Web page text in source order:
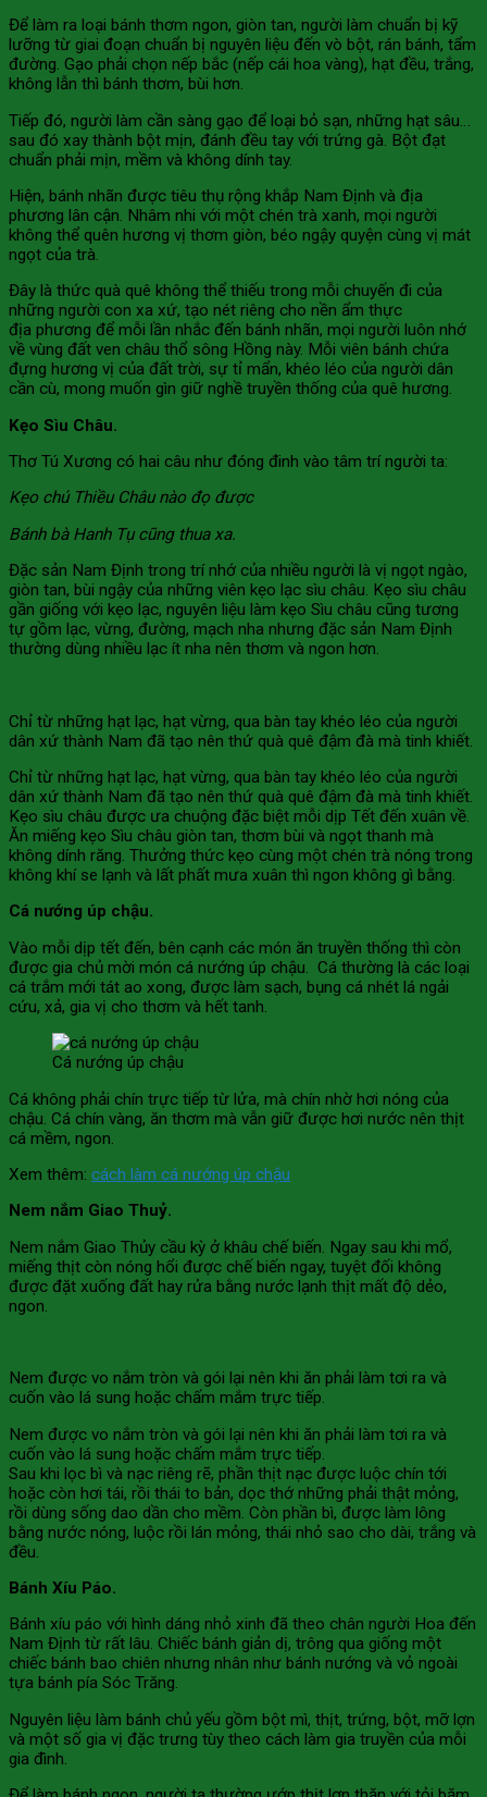
Để làm ra loại bánh thơm ngon, giòn tan, người làm chuẩn bị kỹ
lưỡng từ giai đoạn chuẩn bị nguyên liệu đến vò bột, rán bánh, tẩm
đường. Gạo phải chọn nếp bắc (nếp cái hoa vàng), hạt đều, trắng,
không lẫn thì bánh thơm, bùi hơn.
Tiếp đó, người làm cần sàng gạo để loại bỏ sạn, những hạt sâu…
sau đó xay thành bột mịn, đánh đều tay với trứng gà. Bột đạt
chuẩn phải mịn, mềm và không dính tay.
Hiện, bánh nhãn được tiêu thụ rộng khắp Nam Định và địa
phương lân cận. Nhâm nhi với một chén trà xanh, mọi người
không thể quên hương vị thơm giòn, béo ngậy quyện cùng vị mát
ngọt của trà.
Đây là thức quà quê không thể thiếu trong mỗi chuyến đi của
những người con xa xứ, tạo nét riêng cho nền ẩm thực
địa phương để mỗi lần nhắc đến bánh nhãn, mọi người luôn nhớ
về vùng đất ven châu thổ sông Hồng này. Mỗi viên bánh chứa
đựng hương vị của đất trời, sự tỉ mẩn, khéo léo của người dân
cần cù, mong muốn gìn giữ nghề truyền thống của quê hương.
Kẹo Sìu Châu.
Thơ Tú Xương có hai câu như đóng đinh vào tâm trí người ta:
Kẹo chú Thiều Châu nào đọ được
Bánh bà Hanh Tụ cũng thua xa.
Đặc sản Nam Định trong trí nhớ của nhiều người là vị ngọt ngào,
giòn tan, bùi ngậy của những viên kẹo lạc sìu châu. Kẹo sìu châu
gần giống với kẹo lạc, nguyên liệu làm kẹo Sìu châu cũng tương
tự gồm lạc, vừng, đường, mạch nha nhưng đặc sản Nam Định
thường dùng nhiều lạc ít nha nên thơm và ngon hơn.
Chỉ từ những hạt lạc, hạt vừng, qua bàn tay khéo léo của người
dân xứ thành Nam đã tạo nên thứ quà quê đậm đà mà tinh khiết.
Chỉ từ những hạt lạc, hạt vừng, qua bàn tay khéo léo của người
dân xứ thành Nam đã tạo nên thứ quà quê đậm đà mà tinh khiết.
Kẹo sìu châu được ưa chuộng đặc biệt mỗi dịp Tết đến xuân về.
Ăn miếng kẹo Sìu châu giòn tan, thơm bùi và ngọt thanh mà
không dính răng. Thưởng thức kẹo cùng một chén trà nóng trong
không khí se lạnh và lất phất mưa xuân thì ngon không gì bằng.
Cá nướng úp chậu.
Vào mỗi dịp tết đến, bên cạnh các món ăn truyền thống thì còn
được gia chủ mời món cá nướng úp chậu. Cá thường là các loại
cá trắm mới tát ao xong, được làm sạch, bụng cá nhét lá ngải
cứu, xả, gia vị cho thơm và hết tanh.
Cá nướng úp chậu
Cá không phải chín trực tiếp từ lửa, mà chín nhờ hơi nóng của
chậu. Cá chín vàng, ăn thơm mà vẫn giữ được hơi nước nên thịt
cá mềm, ngon.
Xem thêm: cách làm cá nướng úp chậu
Nem nắm Giao Thuỷ.
Nem nắm Giao Thủy cầu kỳ ở khâu chế biến. Ngay sau khi mổ,
miếng thịt còn nóng hổi được chế biến ngay, tuyệt đối không
được đặt xuống đất hay rửa bằng nước lạnh thịt mất độ dẻo,
ngon.
Nem được vo nắm tròn và gói lại nên khi ăn phải làm tơi ra và
cuốn vào lá sung hoặc chấm mắm trực tiếp.
Nem được vo nắm tròn và gói lại nên khi ăn phải làm tơi ra và
cuốn vào lá sung hoặc chấm mắm trực tiếp.
Sau khi lọc bì và nạc riêng rẽ, phần thịt nạc được luộc chín tới
hoặc còn hơi tái, rồi thái to bản, dọc thớ những phải thật mỏng,
rồi dùng sống dao dần cho mềm. Còn phần bì, được làm lông
bằng nước nóng, luộc rồi lán mỏng, thái nhỏ sao cho dài, trắng và
đều.
Bánh Xíu Páo.
Bánh xíu páo với hình dáng nhỏ xinh đã theo chân người Hoa đến
Nam Định từ rất lâu. Chiếc bánh giản dị, trông qua giống một
chiếc bánh bao chiên nhưng nhân như bánh nướng và vỏ ngoài
tựa bánh pía Sóc Trăng.
Nguyên liệu làm bánh chủ yếu gồm bột mì, thịt, trứng, bột, mỡ lợn
và một số gia vị đặc trưng tùy theo cách làm gia truyền của mỗi
gia đình.